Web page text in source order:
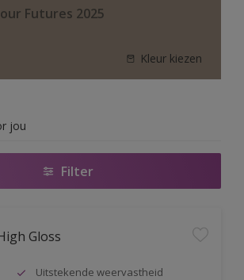
Futures 2025
Kleur kiezen
jou
Filter
Gloss
Uitstekende weervastheid